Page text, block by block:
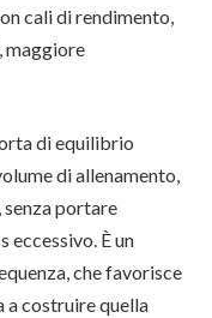
cali di rendimento,
maggiore
di equilibrio
di allenamento,
portare
eccessivo. È un
che favorisce
a costruire quella